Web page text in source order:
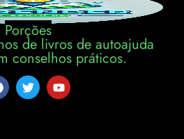
Porções
de livros de autoajuda
conselhos práticos.